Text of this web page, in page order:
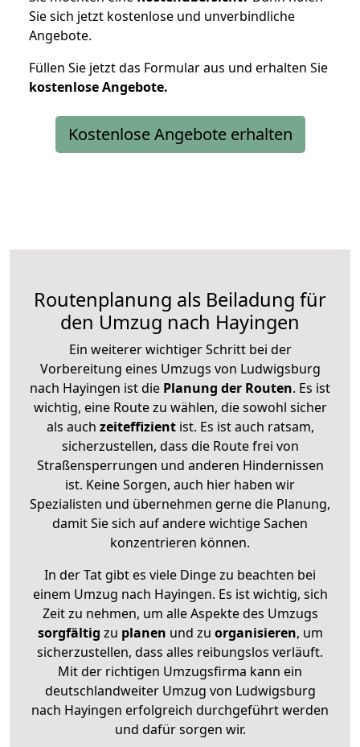
Sie sich jetzt kostenlose und unverbindliche
Angebote.
Füllen Sie jetzt das Formular aus und erhalten Sie
kostenloseAngebote.
Kostenlose Angebote erhalten
Routenplanung als Beiladung für
den Umzug nach Hayingen
Ein weiterer wichtiger Schritt bei der
Vorbereitung eines Umzugs von Ludwigsburg
nach Hayingen ist die Planung der Routen. Es ist
wichtig, eine Route zu wählen, die sowohl sicher
als auch zeiteffizientist. Es ist auch ratsam,
sicherzustellen, dass die Route frei von
Straßensperrungen und anderen Hindernissen
ist. Keine Sorgen, auch hier haben wir
Spezialisten und übernehmen gerne die Planung,
damit Sie sich auf andere wichtige Sachen
konzentrieren können.
In der Tat gibt es viele Dinge zu beachten bei
einem Umzug nach Hayingen. Es ist wichtig, sich
Zeit zu nehmen, um alle Aspekte des Umzugs
sorgfältig zu planen und zu organisieren, um
sicherzustellen, dass alles reibungslos verläuft.
Mit der richtigen Umzugsfirma kann ein
deutschlandweiter Umzug von Ludwigsburg
nach Hayingen erfolgreich durchgeführt werden
und dafür sorgen wir.